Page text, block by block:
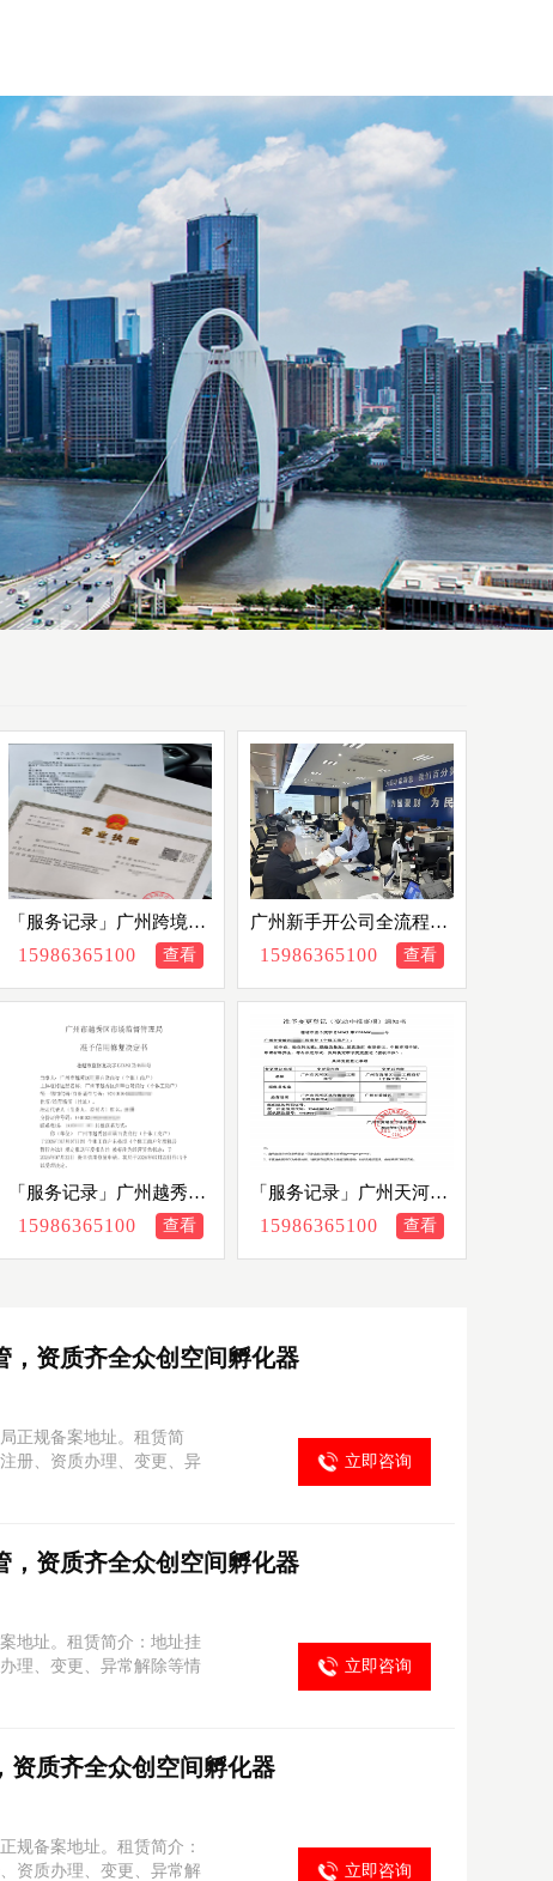
「服务记录」广州跨境电
商合规地址挂靠注册一站
15986365100 查看
广州新手开公司全流程，
一文捋清全部步骤
15986365100 查看
「服务记录」广州越秀区
个体户年报逾期异常，一
15986365100 查看
「服务记录」广州天河个
体户营业执照迁入黄埔，
15986365100 查看
，资质齐全众创空间孵化器
正规备案地址。租赁简
册、资质办理、变更、异
立即咨询
，资质齐全众创空间孵化器
地址。租赁简介：地址挂
理、变更、异常解除等情
立即咨询
资质齐全众创空间孵化器
规备案地址。租赁简介：
资质办理、变更、异常解
立即咨询